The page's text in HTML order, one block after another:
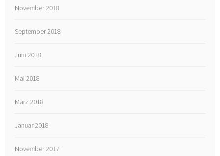
November 2018
September 2018
Juni 2018
Mai 2018
März 2018
Januar 2018
November 2017